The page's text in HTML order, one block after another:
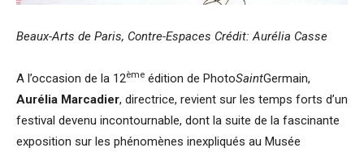
Beaux-Arts de Paris, Contre-Espaces Crédit: Aurélia Casse
A l’occasion de la 12ème édition de PhotoSaintGermain,
Aurélia Marcadier, directrice, revient sur les temps forts d’un
festival devenu incontournable, dont la suite de la fascinante
exposition sur les phénomènes inexpliqués au Musée